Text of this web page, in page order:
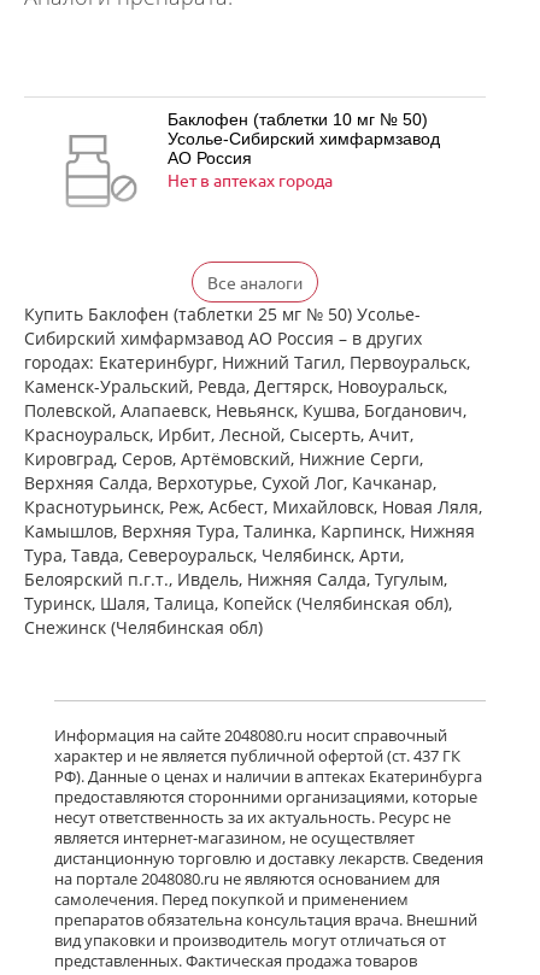
Баклофен (таблетки 10 мг № 50)
Усолье-Сибирский химфармзавод
АО Россия
Нет в аптеках города
Баклофен (таблетки 25 мг № 50)
Усолье-Сибирский химфармзавод
АО Россия
Нет в аптеках города
Баклосан (таблетки 10 мг № 50 банка
ПЭ) Фармацевтический завод
Польфарма АО Польша
Нет в аптеках города
Баклосан (таблетки 25 мг № 50 банка
ПЭ) Фармацевтический завод
Польфарма АО Польша
Нет в аптеках города
Лиорезал Интратекальный (раствор
для интратекального введения 0,05
мг/мл 1 мл № 5 амп. ) Новартис
Фарма Штейн АГ Швейцария
Нет в аптеках города
достигнут конец страницы
Все аналоги
Купить Баклофен (таблетки 25 мг № 50) Усолье-
Сибирский химфармзавод АО Россия – в других
городах: Екатеринбург, Нижний Тагил, Первоуральск,
Каменск-Уральский, Ревда, Дегтярск, Новоуральск,
Полевской, Алапаевск, Невьянск, Кушва, Богданович,
Красноуральск, Ирбит, Лесной, Сысерть, Ачит,
Кировград, Серов, Артёмовский, Нижние Cерги,
Верхняя Салда, Верхотурье, Сухой Лог, Качканар,
Краснотурьинск, Реж, Асбест, Михайловск, Новая Ляля,
Камышлов, Верхняя Тура, Талинка, Карпинск, Нижняя
Тура, Тавда, Североуральск, Челябинск, Арти,
Белоярский п.г.т., Ивдель, Нижняя Салда, Тугулым,
Туринск, Шаля, Талица, Копейск (Челябинская обл),
Снежинск (Челябинская обл)
Информация на сайте 2048080.ru носит справочный
характер и не является публичной офертой (ст. 437 ГК
РФ). Данные о ценах и наличии в аптеках Екатеринбурга
предоставляются сторонними организациями, которые
несут ответственность за их актуальность. Ресурс не
является интернет-магазином, не осуществляет
дистанционную торговлю и доставку лекарств. Сведения
на портале 2048080.ru не являются основанием для
самолечения. Перед покупкой и применением
препаратов обязательна консультация врача. Внешний
вид упаковки и производитель могут отличаться от
представленных. Фактическая продажа товаров